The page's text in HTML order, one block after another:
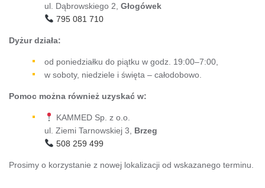
ul. Dąbrowskiego 2, Głogówek
795 081 710
Dyżur działa:
od poniedziałku do piątku w godz. 19:00–7:00,
w soboty, niedziele i święta – całodobowo.
Pomoc można również uzyskać w:
KAMMED Sp. z o.o.
ul. Ziemi Tarnowskiej 3, Brzeg
508 259 499
Prosimy o korzystanie z nowej lokalizacji od wskazanego terminu.